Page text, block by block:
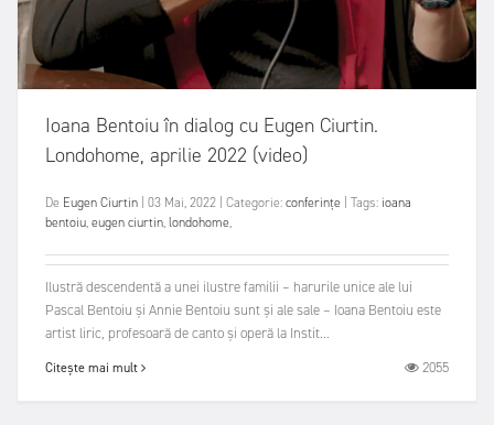
Ioana Bentoiu în dialog cu Eugen Ciurtin.
Londohome, aprilie 2022 (video)
De Eugen Ciurtin | 03 Mai, 2022 | Categorie:conferințe | Tags: ioana
bentoiu,eugen ciurtin,londohome,
Ilustră descendentă a unei ilustre familii – harurile unice ale lui
Pascal Bentoiu și Annie Bentoiu sunt și ale sale – Ioana Bentoiu este
artist liric, profesoară de canto și operă la Instit...
Citește mai mult 2055